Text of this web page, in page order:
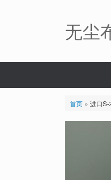
无尘
首页» 进口S-